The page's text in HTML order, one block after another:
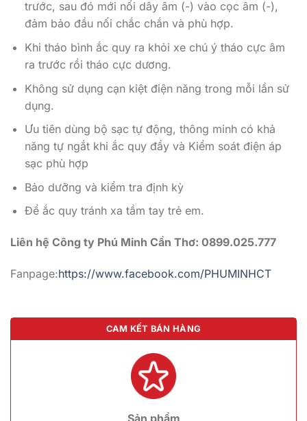
trước, sau đó mới nối dây âm (-) vào cọc âm (-),
đảm bảo đầu nối chắc chắn và phù hợp.
Khi tháo bình ắc quy ra khỏi xe chú ý tháo cực âm
ra trước rồi tháo cực dương.
Không sử dụng cạn kiệt điện năng trong mỗi lần sử
dụng.
Ưu tiên dùng bộ sạc tự động, thông minh có khả
năng tự ngắt khi ắc quy đầy và Kiểm soát điện áp
sạc phù hợp
Bảo dưỡng và kiểm tra định kỳ
Để ắc quy tránh xa tầm tay trẻ em.
Liên hệ Công ty Phú Minh Cần Thơ: 0899.025.777
Fanpage:https://www.facebook.com/PHUMINHCT
CAM KẾT BÁN HÀNG
Sản phẩm